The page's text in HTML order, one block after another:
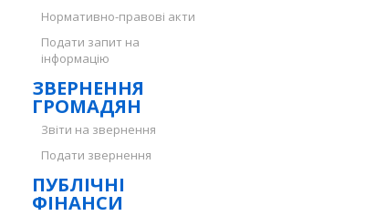
Нормативно-правові акти
Подати запит на
інформацію
ЗВЕРНЕННЯ
ГРОМАДЯН
Звіти на звернення
Подати звернення
ПУБЛІЧНІ
ФІНАНСИ